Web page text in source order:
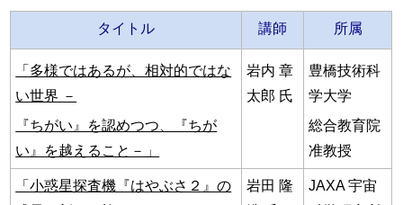
タイトル 講師 所属
「多様ではあるが、相対的ではな
い世界 －
『ちがい』を認めつつ、『ちが
い』を越えること－」
岩内 章
太郎 氏
豊橋技術科
学大学
総合教育院
准教授
「小惑星探査機『はやぶさ２』の
岩田 隆
JAXA 宇宙